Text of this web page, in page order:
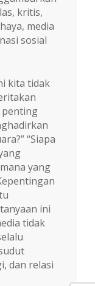
kritis,
media
sosial
kita tidak
penting
“Siapa
yang
ini
tidak
dan relasi